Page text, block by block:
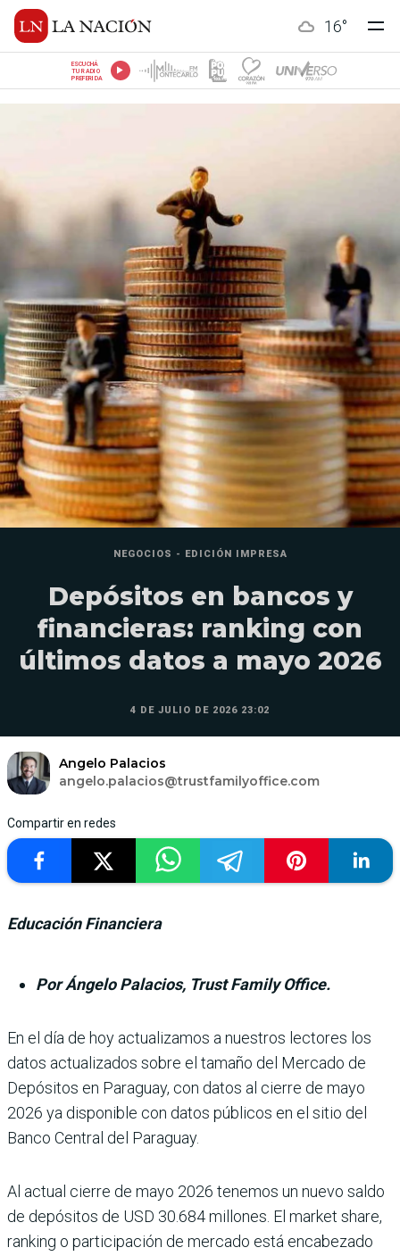
16°
ESCUCHÁ
TU RADIO
PREFERIDA
NEGOCIOS - EDICIÓN IMPRESA
Depósitos en bancos y
financieras: ranking con
últimos datos a mayo 2026
4 DE JULIO DE 2026 23:02
Angelo Palacios
angelo.palacios@trustfamilyoffice.com
Compartir en redes
Educación Financiera
Por Ángelo Palacios, Trust Family Office.
En el día de hoy actua­lizamos a nuestros lectores los
datos ac­tualizados sobre el tamaño del Mercado de
Depósitos en Paraguay, con datos al cierre de mayo
2026 ya dis­ponible con datos públicos en el sitio del
Banco Central del Paraguay.
Al actual cierre de mayo 2026 tenemos un nuevo saldo
de depósitos de USD 30.684 millones. El market share,
ranking o participa­ción de mercado está en­cabezado